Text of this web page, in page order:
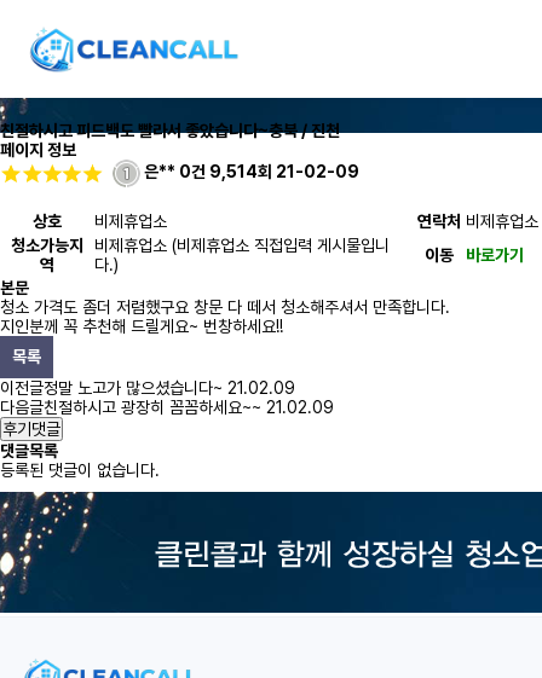
친절하시고 피드백도 빨라서 좋았습니다~충북 / 진천
페이지 정보
은** 0건 9,514회 21-02-09
상호 비제휴업소 연락처 비제휴업소
청소가능지
역
비제휴업소 (비제휴업소 직접입력 게시물입니
다.)
이동
바로가기
본문
청소 가격도 좀더 저렴했구요 창문 다 떼서 청소해주셔서 만족합니다.
지인분께 꼭 추천해 드릴게요~ 번창하세요!!
목록
이전글정말 노고가 많으셨습니다~ 21.02.09
다음글친절하시고 광장히 꼼꼼하세요~~ 21.02.09
후기댓글
댓글목록
등록된 댓글이 없습니다.